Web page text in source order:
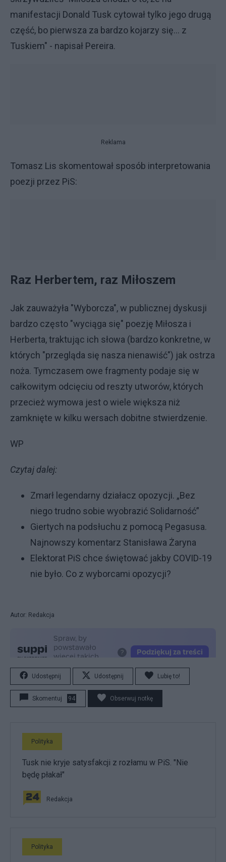
manifestacji Donald Tusk cytował tylko jego drugą
część, bo pierwsza za bardzo kojarzy się... z
Tuskiem" - napisał Pereira.
Reklama
Tomasz Lis skomentował sposób interpretowania
poezji przez PiS:
Raz Herbertem, raz Miłoszem
Jak zauważyła "Wyborcza", w publicznej dyskusji
bardzo często "wyciąga się" poezję Miłosza i
Herberta, traktując ich słowa (bardzo konkretne, w
których "przegląda się nasza nienawiść") jak ostrza
noża. Tymczasem owe fragmenty podaje się w
całkowitym odcięciu od reszty utworów, których
przecież wymowa jest o wiele większa niż
zamknięte w kilku wersach dobitne stwierdzenie.
WP
Czytaj dalej:
Zmarł legendarny działacz opozycji. „Bez
niego trudno sobie wyobrazić Solidarność”
Giertych na podsłuchu z pomocą Pegasusa.
Najnowszy komentarz Stanisława Żaryna
Elektorat PiS chce świętować jakby COVID-19
nie było. Co z wyborcami opozycji?
Autor: Redakcja
Udostępnij Udostępnij Lubię to!
Skomentuj 94 Obserwuj notkę
Polityka
Tusk nie kryje satysfakcji z rozłamu w PiS. "Nie
będę płakał"
Redakcja
Polityka